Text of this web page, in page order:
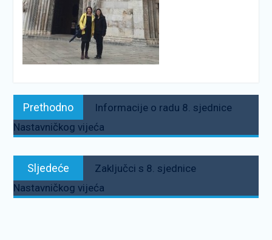
Navigacija
objava
Prethodno
Informacije o radu 8. sjednice
Nastavničkog vijeća
Sljedeće
Zaključci s 8. sjednice
Nastavničkog vijeća